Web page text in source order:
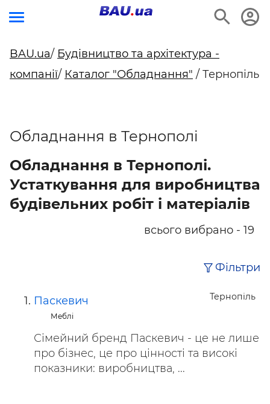
BAU.ua/ Будівництво та архітектура -
компанії/ Каталог "Обладнання" / Тернопіль
Обладнання в Тернополі
Обладнання в Тернополі.
Устаткування для виробництва
будівельних робіт і матеріалів
всього вибрано - 19
Фільтри
Тернопіль
Паскевич
Меблі
Сімейний бренд Паскевич - це не лише
про бізнес, це про цінності та високі
показники: виробництва, ...